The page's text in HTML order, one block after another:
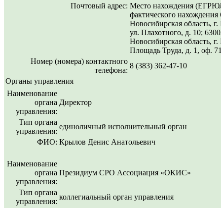
Почтовый адрес: Место нахождения
фактического нахождения
Новосибирская область,
ул. Плахотного, д. 10;
Новосибирская область,
Площадь Труда, д. 1, оф.
Номер (номера) контактного
телефона:
8 (383) 362-47-10
Органы управления
Наименование
органа
управления:
Директор
Тип органа
управления:
единоличный исполнительный орган
ФИО: Крылов Денис Анатольевич
Наименование
органа
управления:
Президиум СРО Ассоциация «ОКИС»
Тип органа
управления:
коллегиальный орган управления